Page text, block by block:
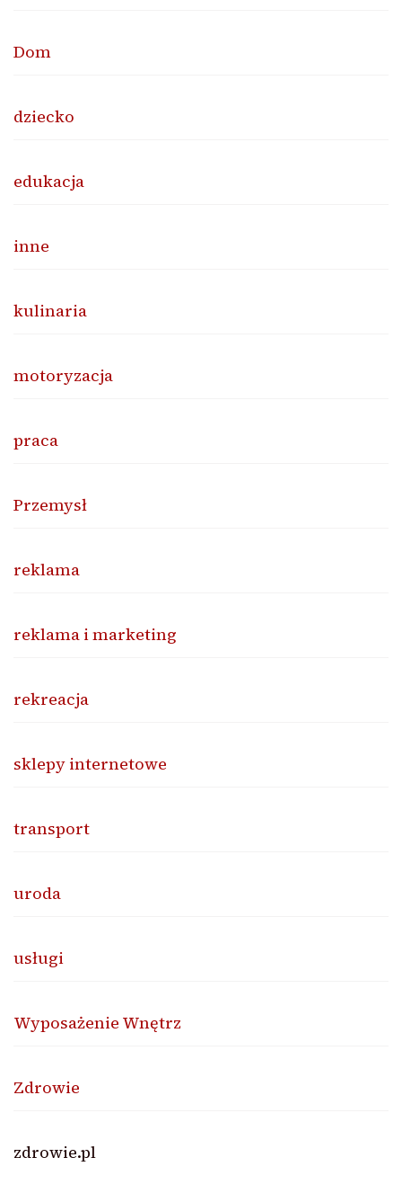
Dom
dziecko
edukacja
inne
kulinaria
motoryzacja
praca
Przemysł
reklama
reklama i marketing
rekreacja
sklepy internetowe
transport
uroda
usługi
Wyposażenie Wnętrz
Zdrowie
zdrowie.pl